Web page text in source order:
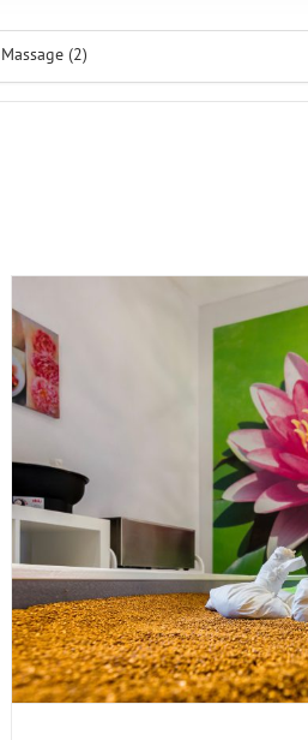
Massage (2)